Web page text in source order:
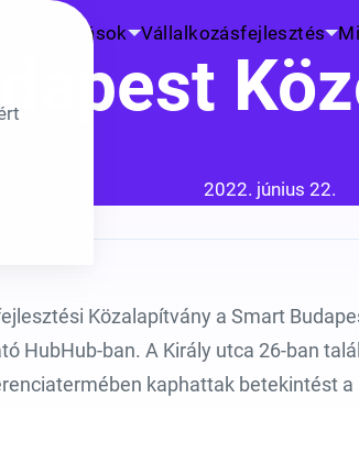
Kutatások Vállalkozásfejlesztés
Közzétéve:
2022. június 22.
Közalapítvány a Smart
HubHub-ban. A Király utca 26-ban
kaphattak betekintést a